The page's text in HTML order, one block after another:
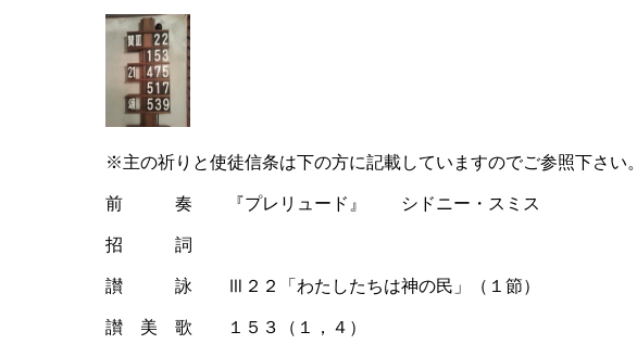
※主の祈りと使徒信条は下の方に記載していますのでご参照下さい。
前 奏 『プレリュード』 シドニー・スミス
招 詞
讃 詠 Ⅲ２２「わたしたちは神の民」（１節）
讃 美 歌 １５３（１，４）